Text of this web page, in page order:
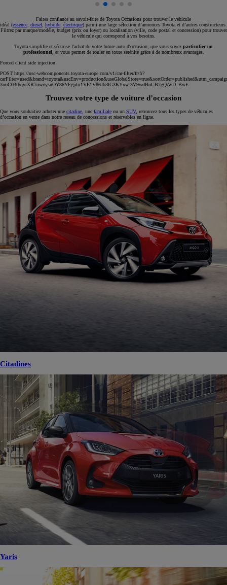
Faites confiance au savoir-faire de Toyota Occasions pour trouver le véhicule
idéal (essence, diesel, hybride, électrique) parmi une large sélection d’annonces Toyota et d’autres constructeurs.
Filtrez par marque/modèle, budget (prix ou loyer) ou localisation (ville, code postal et concession) pour trouver
le véhicule qui correspond à vos besoins.
Toyota simplifie et sécurise l'achat de votre future auto d'occasion, que vous soyez particulier ou
professionnel, et vous permet de rouler en toute sérénité grâce à de nombreux avantages.
Forced client side injection
POST https://usc-webcomponents.toyota-europe.com/v1/car-filter/fr/fr?
3noC03t6qyrXR7owvysnOY86YFgptrr1VE1V86Jb3lG3KYxw-3V9wdBoCB7gQAvD_BwE
Trouvez votre type de voiture d’occasion
Que vous souhaitiez acheter une citadine, une familiale ou un SUV, retrouvez tous les types de véhicules
d’occasion en vente dans notre réseau de concessions et réservables en ligne.
Citadines
Yaris